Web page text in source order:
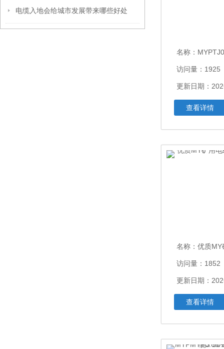
电缆入地会给城市发展带来哪些好处
名称： MYPTJ0KV
访问量：1925
更新日期：
查看详情
名称： 优质MY矿用
访问量：1852
更新日期：
查看详情